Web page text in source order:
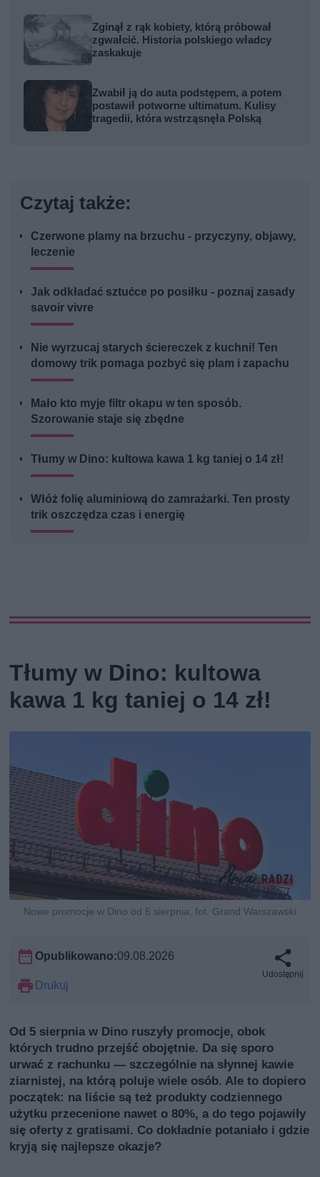
Zginął z rąk kobiety, którą próbował
zgwałcić. Historia polskiego władcy
zaskakuje
Zwabił ją do auta podstępem, a potem
postawił potworne ultimatum. Kulisy
tragedii, która wstrząsnęła Polską
Czytaj także:
Czerwone plamy na brzuchu - przyczyny, objawy,
leczenie
Jak odkładać sztućce po posiłku - poznaj zasady
savoir vivre
Nie wyrzucaj starych ściereczek z kuchni! Ten
domowy trik pomaga pozbyć się plam i zapachu
Mało kto myje filtr okapu w ten sposób.
Szorowanie staje się zbędne
Tłumy w Dino: kultowa kawa 1 kg taniej o 14 zł!
Włóż folię aluminiową do zamrażarki. Ten prosty
trik oszczędza czas i energię
Tłumy w Dino: kultowa
kawa 1 kg taniej o 14 zł!
Nowe promocje w Dino od 5 sierpnia, fot. Grand Warszawski
Opublikowano:09.08.2026
Drukuj
Udostępnij
Od 5 sierpnia w Dino ruszyły promocje, obok
których trudno przejść obojętnie. Da się sporo
urwać z rachunku — szczególnie na słynnej kawie
ziarnistej, na którą poluje wiele osób. Ale to dopiero
początek: na liście są też produkty codziennego
użytku przecenione nawet o 80%, a do tego pojawiły
się oferty z gratisami. Co dokładnie potaniało i gdzie
kryją się najlepsze okazje?